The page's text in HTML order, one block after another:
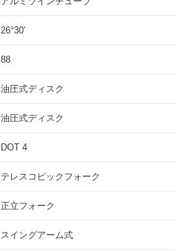
26°30′
88
油圧式ディスク
油圧式ディスク
DOT 4
テレスコピックフォーク
正立フォーク
スイングアーム式